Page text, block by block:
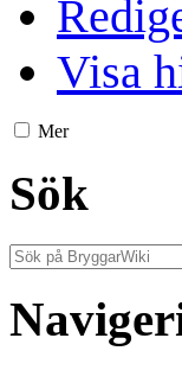
Visa
Mer
Sök